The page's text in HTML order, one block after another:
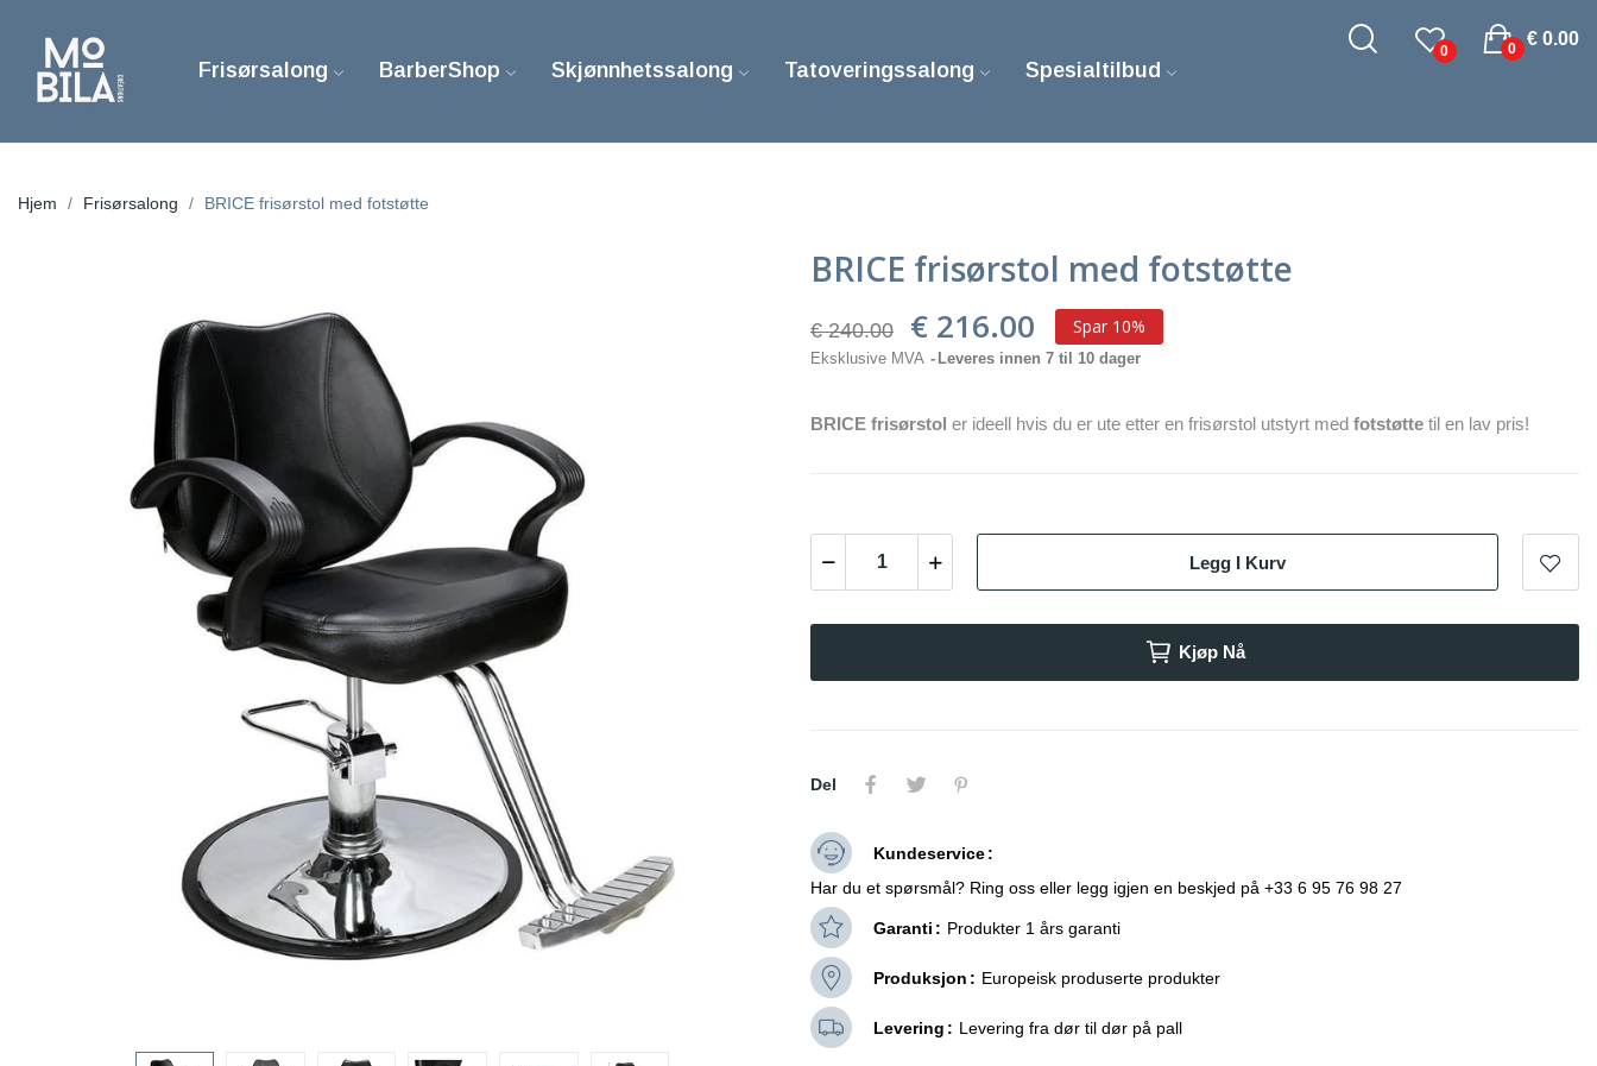
Frisørsalong BarberShop Skjønnhetssalong Tatoveringssalong Spesialtilbud
0
€ 0.00
0
Hjem Frisørsalong BRICE frisørstol med fotstøtte
BRICE frisørstol med fotstøtte
€ 240.00 € 216.00 Spar 10%
Eksklusive MVA Leveres innen 7 til 10 dager
BRICE frisørstol er ideell hvis du er ute etter en frisørstol utstyrt med fotstøtte til en lav pris!
Legg I Kurv
Kjøp Nå
Del
Kundeservice
Har du et spørsmål? Ring oss eller legg igjen en beskjed på +33 6 95 76 98 27
Garanti Produkter 1 års garanti
Produksjon Europeisk produserte produkter
Levering Levering fra dør til dør på pall